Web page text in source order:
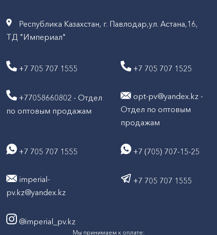
Республика Казахстан, г. Павлодар,ул. Астана,16,
ТД "Империал"
+7 705 707 1555 +7 705 707 1525
+77058660802 - Отдел
по оптовым продажам
opt-pv@yandex.kz -
Отдел по оптовым
продажам
+7 705 707 1555 +7 (705) 707-15-25
imperial-
pv.kz@yandex.kz
+7 705 707 1555
@imperial_pv.kz
Мы принимаем к оплате: